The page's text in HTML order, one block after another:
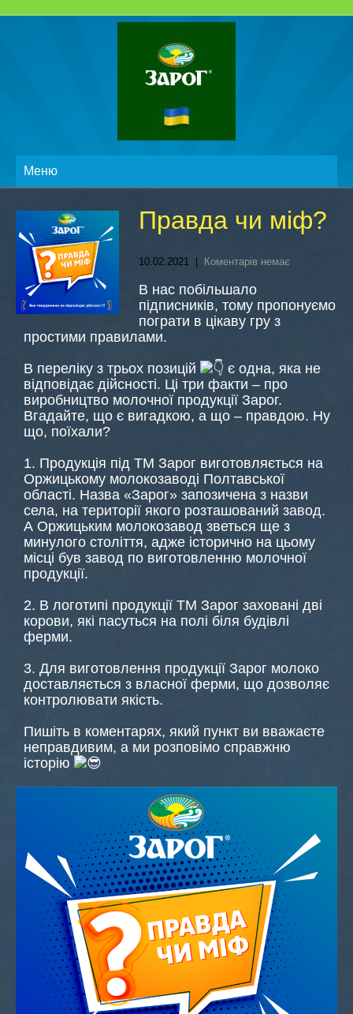
Меню
Правда чи міф?
10.02.2021 Коментарів немає
В нас побільшало
підписників, тому пропонуємо
пограти в цікаву гру з
простими правилами.
В переліку з трьох позицій
є одна, яка не
відповідає дійсності. Ці три факти – про
виробництво молочної продукції Зарог.
Вгадайте, що є вигадкою, а що – правдою. Ну
що, поїхали?
1. Продукція під ТМ Зарог виготовляється на
Оржицькому молокозаводі Полтавської
області. Назва «Зарог» запозичена з назви
села, на території якого розташований завод.
А Оржицьким молокозавод зветься ще з
минулого століття, адже історично на цьому
місці був завод по виготовленню молочної
продукції.
2. В логотипі продукції ТМ Зарог заховані дві
корови, які пасуться на полі біля будівлі
ферми.
3. Для виготовлення продукції Зарог молоко
доставляється з власної ферми, що дозволяє
контролювати якість.
Пишіть в коментарях, який пункт ви вважаєте
неправдивим, а ми розповімо справжню
історію